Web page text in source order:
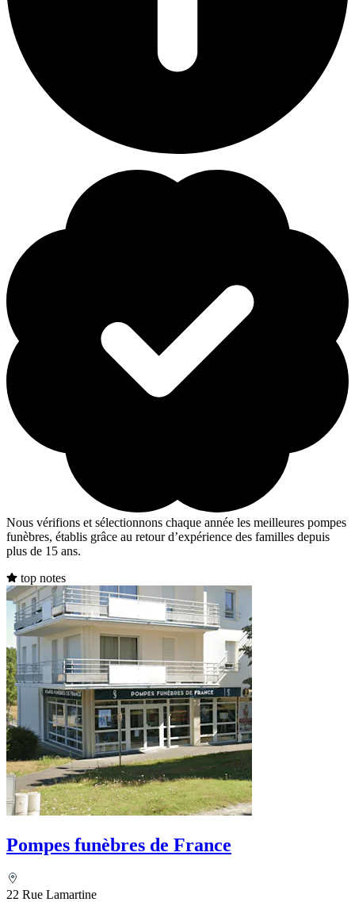
Nous vérifions et sélectionnons chaque année les meilleures pompes
funèbres, établis grâce au retour d’expérience des familles depuis
plus de 15 ans.
top notes
Pompes funèbres de France
22 Rue Lamartine